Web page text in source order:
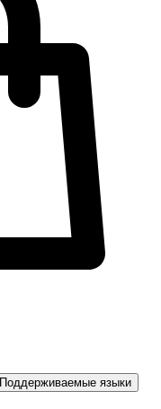
Поддерживаемые языки